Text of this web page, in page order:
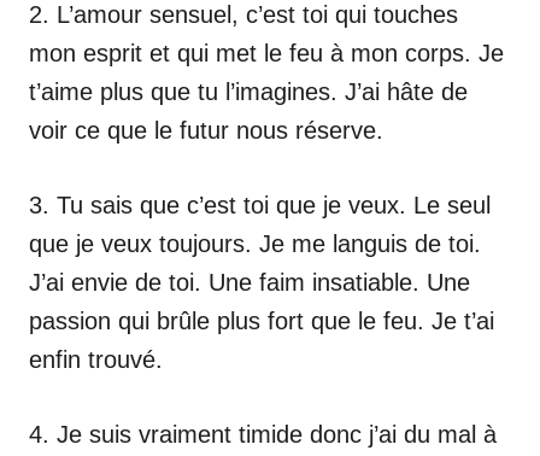
2. L’amour sensuel, c’est toi qui touches
mon esprit et qui met le feu à mon corps. Je
t’aime plus que tu l’imagines. J’ai hâte de
voir ce que le futur nous réserve.
3. Tu sais que c’est toi que je veux. Le seul
que je veux toujours. Je me languis de toi.
J’ai envie de toi. Une faim insatiable. Une
passion qui brûle plus fort que le feu. Je t’ai
enfin trouvé.
4. Je suis vraiment timide donc j’ai du mal à